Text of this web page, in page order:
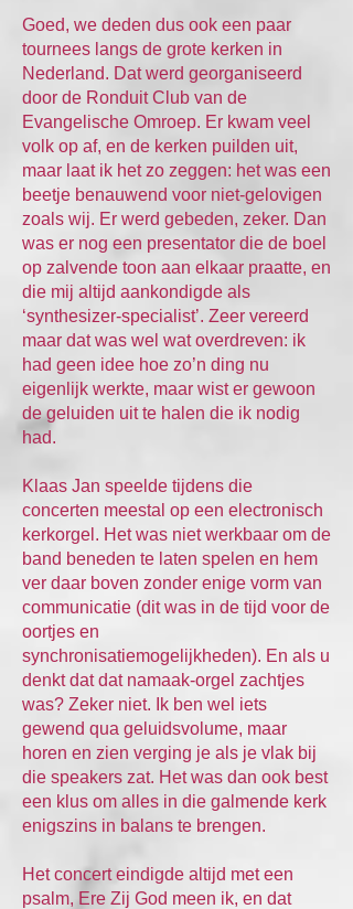
Goed, we deden dus ook een paar
tournees langs de grote kerken in
Nederland. Dat werd georganiseerd
door de Ronduit Club van de
Evangelische Omroep. Er kwam veel
volk op af, en de kerken puilden uit,
maar laat ik het zo zeggen: het was een
beetje benauwend voor niet-gelovigen
zoals wij. Er werd gebeden, zeker. Dan
was er nog een presentator die de boel
op zalvende toon aan elkaar praatte, en
die mij altijd aankondigde als
‘synthesizer-specialist’. Zeer vereerd
maar dat was wel wat overdreven: ik
had geen idee hoe zo’n ding nu
eigenlijk werkte, maar wist er gewoon
de geluiden uit te halen die ik nodig
had.
Klaas Jan speelde tijdens die
concerten meestal op een electronisch
kerkorgel. Het was niet werkbaar om de
band beneden te laten spelen en hem
ver daar boven zonder enige vorm van
communicatie (dit was in de tijd voor de
oortjes en
synchronisatiemogelijkheden). En als u
denkt dat dat namaak-orgel zachtjes
was? Zeker niet. Ik ben wel iets
gewend qua geluidsvolume, maar
horen en zien verging je als je vlak bij
die speakers zat. Het was dan ook best
een klus om alles in die galmende kerk
enigszins in balans te brengen.
Het concert eindigde altijd met een
psalm, Ere Zij God meen ik, en dat